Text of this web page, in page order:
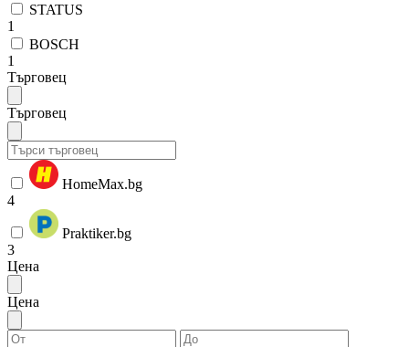
STATUS
1
BOSCH
1
Търговец
Търговец
HomeMax.bg
4
Praktiker.bg
3
Цена
Цена